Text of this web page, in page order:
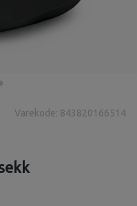
Varekode: 843820166514